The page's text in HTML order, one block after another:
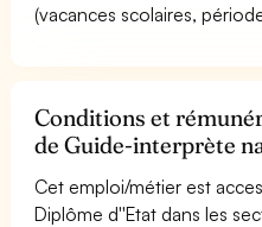
(vacances scolaires,
Conditions et
de Guide-interprète
Cet emploi/métier est
Diplôme d''Etat dans les